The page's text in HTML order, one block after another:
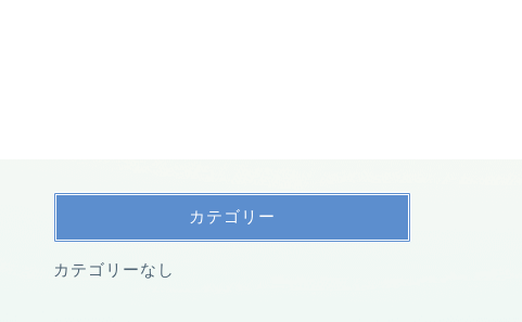
カテゴリー
カテゴリーなし